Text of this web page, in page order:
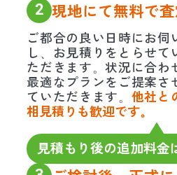
2 現地にて無料で
ご都合の良い日時にお伺
し、お見積りをとらせて
ただきます。状況に合わ
最適なプランをご提案さ
ていただきます。 他社と
相見積りも歓迎です。
見積もり後の追加料金